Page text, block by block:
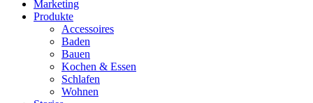
Marketing
Produkte
Accessoires
Baden
Bauen
Kochen & Essen
Schlafen
Wohnen